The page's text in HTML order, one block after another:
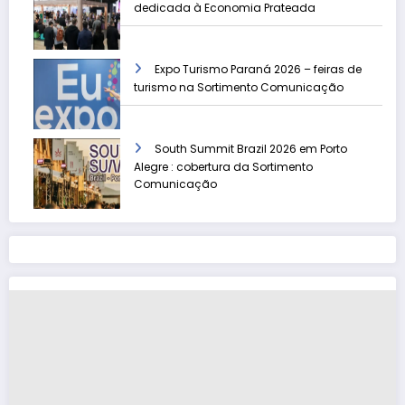
dedicada à Economia Prateada
Expo Turismo Paraná 2026 – feiras de
turismo na Sortimento Comunicação
South Summit Brazil 2026 em Porto
Alegre : cobertura da Sortimento
Comunicação